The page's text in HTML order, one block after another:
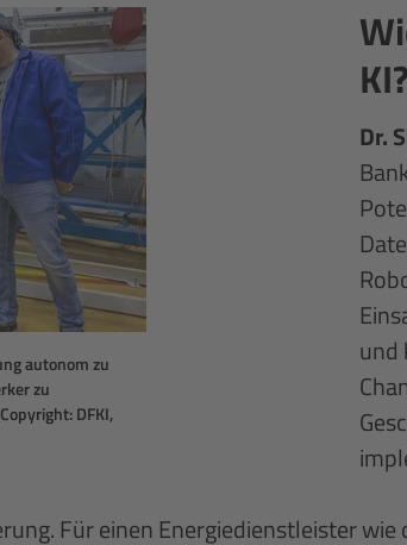
autonom zu
zu
DFKI,
KI?
Dr.
und
Für einen Energiedienstleister